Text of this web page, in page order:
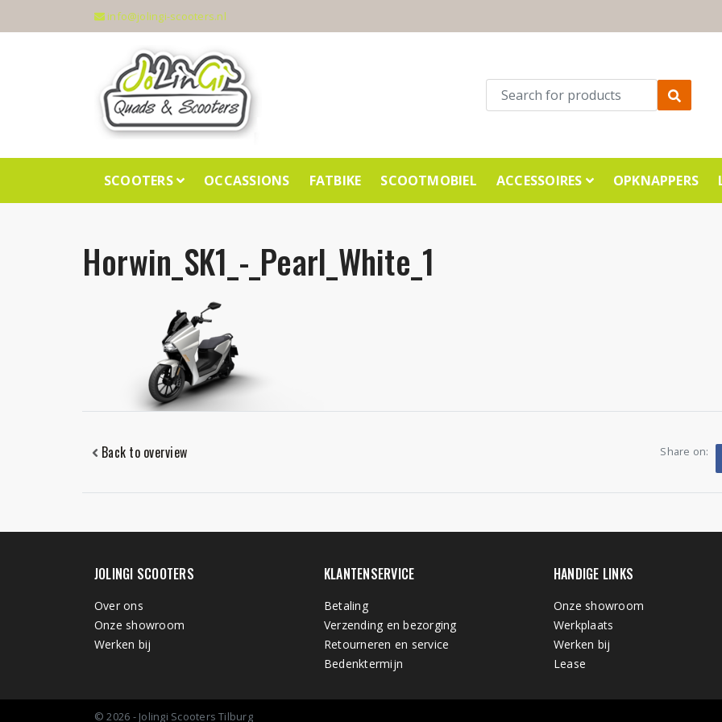
info@jolingi-scooters.nl
SCOOTERS OCCASSIONS FATBIKE SCOOTMOBIEL ACCESSOIRES OPKNAPPERS
Horwin_SK1_-_Pearl_White_1
Back to overview Share on:
JOLINGI SCOOTERS
Over ons
Onze showroom
Werken bij
KLANTENSERVICE
Betaling
Verzending en bezorging
Retourneren en service
Bedenktermijn
HANDIGE LINKS
Onze showroom
Werkplaats
Werken bij
Lease
© 2026 - Jolingi Scooters Tilburg